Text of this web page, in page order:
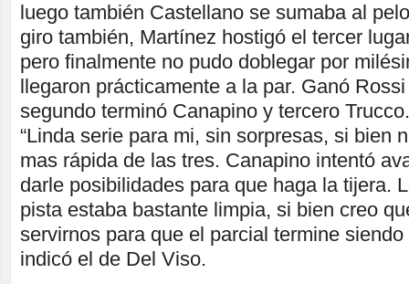
luego también Castellano se sumaba al
giro también, Martínez hostigó el tercer
pero finalmente no pudo doblegar por
llegaron prácticamente a la par. Ganó
segundo terminó Canapino y tercero Trucco.
“Linda serie para mi, sin sorpresas, si bien
mas rápida de las tres. Canapino intentó
darle posibilidades para que haga la tijera.
pista estaba bastante limpia, si bien creo
servirnos para que el parcial termine siendo
indicó el de Del Viso.